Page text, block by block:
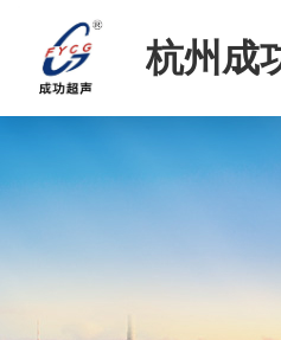
杭州成